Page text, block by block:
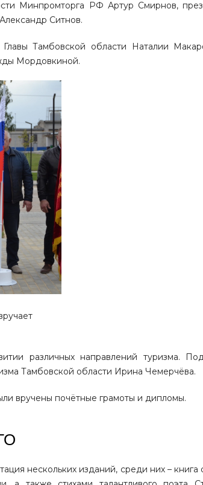
Минпромторга РФ Артур Смирнов,
Ситнов.
Тамбовской области Наталии
Мордовкиной.
различных направлений туризма.
Тамбовской области Ирина Чемерчёва.
вручены почётные грамоты и дипломы.
нескольких изданий, среди них –